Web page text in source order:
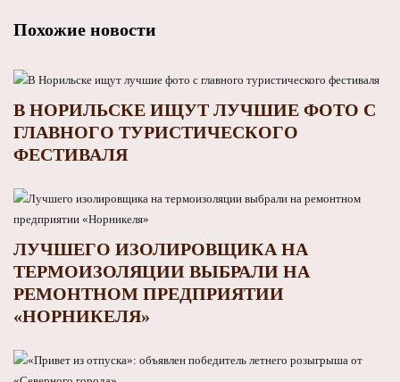
Похожие новости
В НОРИЛЬСКЕ ИЩУТ ЛУЧШИЕ ФОТО С
ГЛАВНОГО ТУРИСТИЧЕСКОГО
ФЕСТИВАЛЯ
ЛУЧШЕГО ИЗОЛИРОВЩИКА НА
ТЕРМОИЗОЛЯЦИИ ВЫБРАЛИ НА
РЕМОНТНОМ ПРЕДПРИЯТИИ
«НОРНИКЕЛЯ»